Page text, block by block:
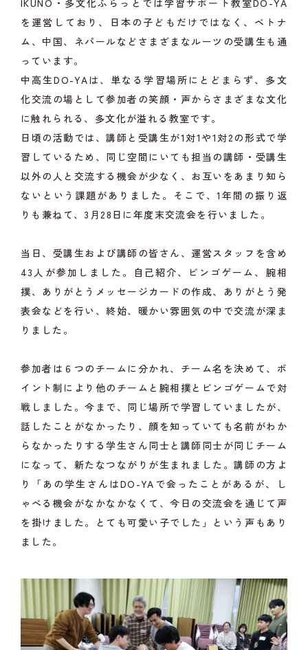
を運営しており、日本の子どもだけではなく、ベトナ
ム、中国、ネパールなどさまざまなルーツの受講生も通
っています。
中高生DO-YAは、単なる学習場所にとどまらず、多文
化交流の場として参加者の笑顔・声からさまざまな文化
に触れられる、多文化が溢れる教室です。
日頃の活動では、講師と受講生が1対1や1対2の形式で学
習しているため、同じ空間にいても担当の講師・受講生
以外の人と交流する機会が少なく、お互いをあまり知ら
ないという課題がありました。そこで、1年間の振り返
りも兼ねて、3月28日に年度末交流会を行いました。
当日、受講生および講師の皆さん、運営スタッフを含め
43人が参加しました。自己紹介、ビンゴゲーム、腕相
撲、ありがとうメッセージカードの作成、ありがとう発
表会などを行い、終始、暖かい雰囲気の中で交流が深ま
りました。
参加者は６つのチームに分かれ、チーム名を決めて、ポ
イント制により他のチームと腕相撲とビンゴゲームで対
戦しました。今まで、同じ場所で学習していましたが、
話したことがなかったり、顔を知っていても名前がわか
らなかったりする学生さん同士と講師同士が同じチーム
になって、新たなつながりが生まれました。講師の方よ
り「あの学生さんはDO-YAで会ったことがあるが、し
ゃべる機会がなかなかなくて、今日の交流会を通じて声
を掛けました。とても可愛い子でした」という声もあり
ました。